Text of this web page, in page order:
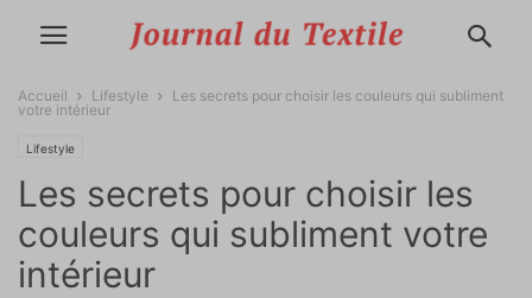
Accueil Lifestyle
Les secrets pour choisir les couleurs qui subliment
votre intérieur
Lifestyle
Les secrets pour choisir les
couleurs qui subliment votre
intérieur